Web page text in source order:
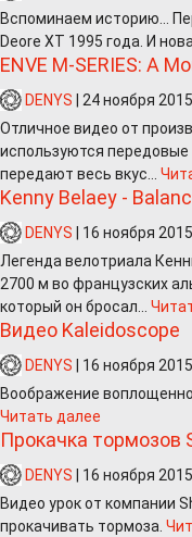
Вспоминаем историю...
Deore XT 1995 года. И
ENVE M-SERIES: A
DENYS
24 ноября 2015
Отличное видео от
используются передовые
передают весь вкус...
Kenny Belaey -
DENYS
16 ноября 2015
Легенда велотриала
2700 м во французских
который он бросал...
Видео Kaleidoscope
DENYS
16 ноября 2015
Воображение
Читать далее
Прокачка тормозов
DENYS
16 ноября 2015
Видео урок от компании
прокачивать тормоза.